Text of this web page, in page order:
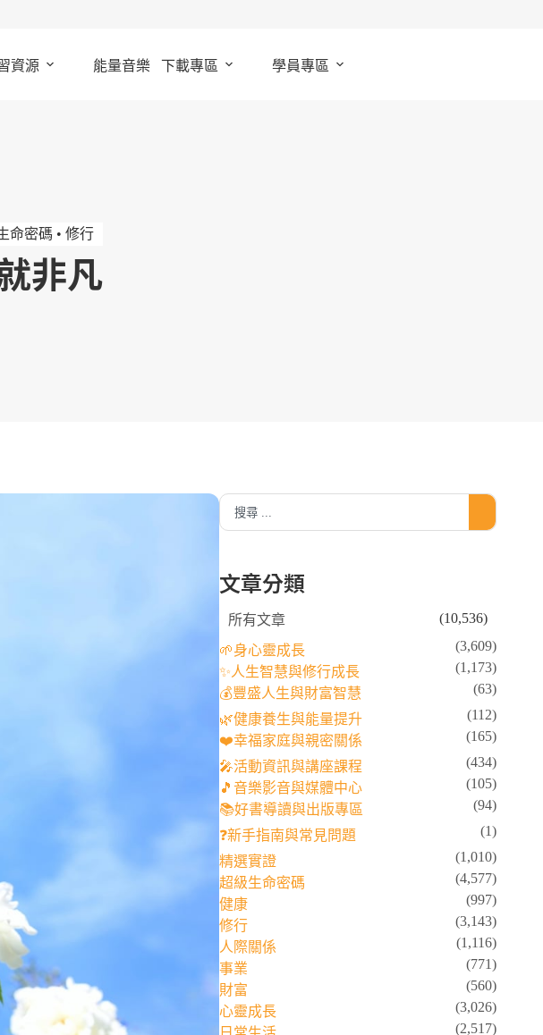
資源 能量音樂 下載專區 學員專區
命密碼 • 修行
非凡
文章分類
所有文章 (10,536)
🌱身心靈成長
(3,609)
✨人生智慧與修行成長
(1,173)
💰豐盛人生與財富智慧
(63)
🌿健康養生與能量提升
(112)
❤️幸福家庭與親密關係
(165)
🎤活動資訊與講座課程
(434)
🎵音樂影音與媒體中心
(105)
📚好書導讀與出版專區
(94)
❓新手指南與常見問題
(1)
精選實證
(1,010)
超級生命密碼
(4,577)
健康
(997)
修行
(3,143)
人際關係
(1,116)
事業
(771)
財富
(560)
心靈成長
(3,026)
(2,517)